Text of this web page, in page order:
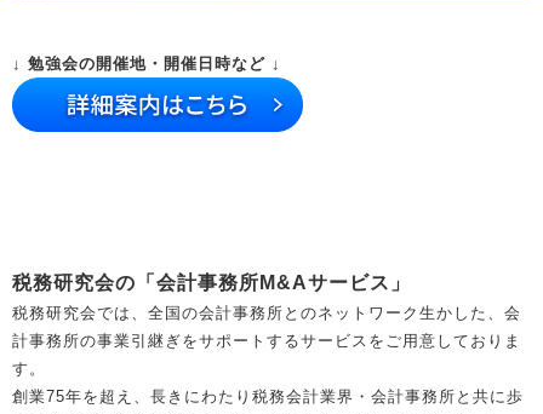
↓ 勉強会の開催地・開催日時など ↓
税務研究会の「会計事務所M&Aサービス」
税務研究会では、全国の会計事務所とのネットワーク生かした、会
計事務所の事業引継ぎをサポートするサービスをご用意しておりま
す。
創業75年を超え、長きにわたり税務会計業界・会計事務所と共に歩